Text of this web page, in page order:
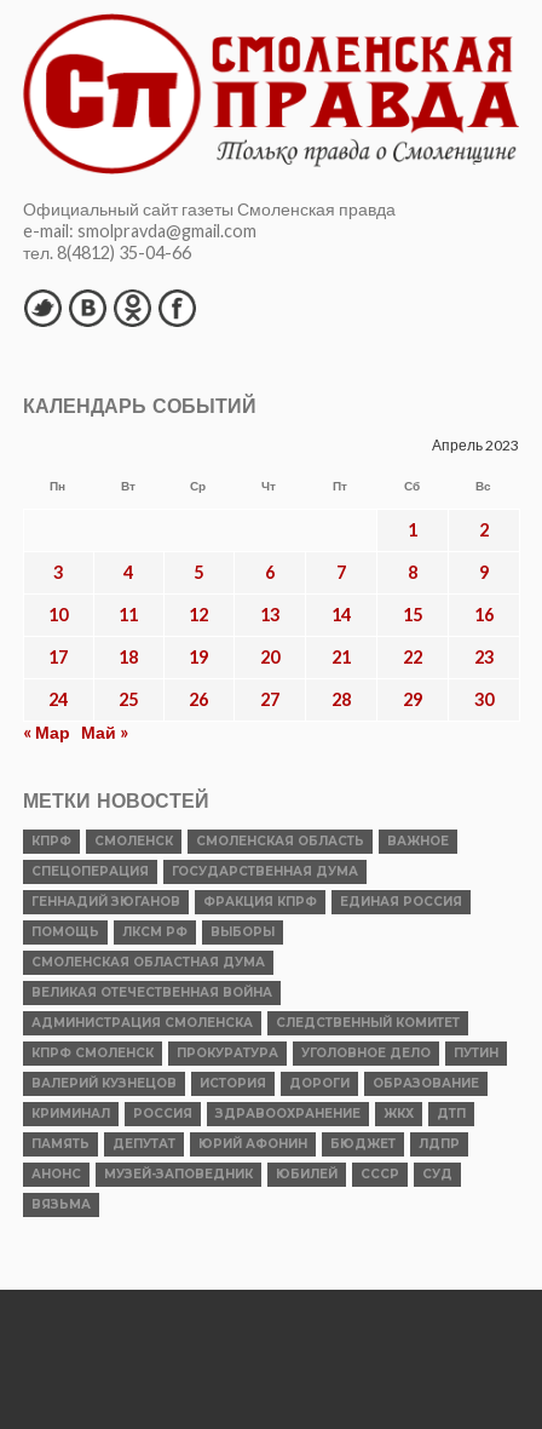
Официальный сайт газеты Смоленская правда
e-mail: smolpravda@gmail.com
тел. 8(4812) 35-04-66
КАЛЕНДАРЬ СОБЫТИЙ
Апрель 2023
Пн Вт Ср Чт Пт Сб Вс
1 2
3 4 5 6 7 8 9
10 11 12 13 14 15 16
17 18 19 20 21 22 23
24 25 26 27 28 29
30
« Мар
Май »
МЕТКИ НОВОСТЕЙ
КПРФ СМОЛЕНСК СМОЛЕНСКАЯ ОБЛАСТЬ
ВАЖНОЕ
СПЕЦОПЕРАЦИЯ
ГОСУДАРСТВЕННАЯ ДУМА
ГЕННАДИЙ ЗЮГАНОВ
ФРАКЦИЯ КПРФ
ЕДИНАЯ РОССИЯ
ПОМОЩЬ
ЛКСМ РФ
ВЫБОРЫ
СМОЛЕНСКАЯ ОБЛАСТНАЯ ДУМА
ВЕЛИКАЯ ОТЕЧЕСТВЕННАЯ ВОЙНА
АДМИНИСТРАЦИЯ СМОЛЕНСКА
СЛЕДСТВЕННЫЙ КОМИТЕТ
КПРФ СМОЛЕНСК
ПРОКУРАТУРА УГОЛОВНОЕ ДЕЛО
ПУТИН
ВАЛЕРИЙ КУЗНЕЦОВ
ИСТОРИЯ ДОРОГИ
ОБРАЗОВАНИЕ
КРИМИНАЛ
РОССИЯ ЗДРАВООХРАНЕНИЕ ЖКХ
ДТП
ПАМЯТЬ
ДЕПУТАТ ЮРИЙ АФОНИН БЮДЖЕТ
ЛДПР
АНОНС
МУЗЕЙ-ЗАПОВЕДНИК ЮБИЛЕЙ СССР
СУД
ВЯЗЬМА